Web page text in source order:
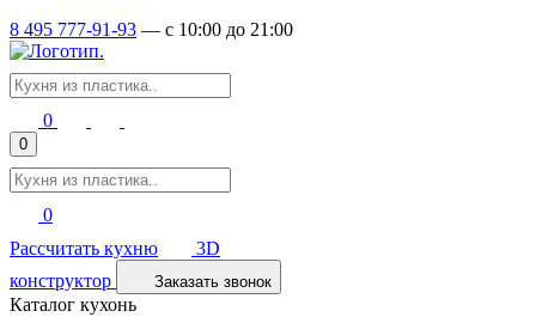
8 495 777-91-93 — c 10:00 до 21:00
0
0
0
Рассчитать кухню
3D
конструктор
Заказать звонок
Каталог кухонь